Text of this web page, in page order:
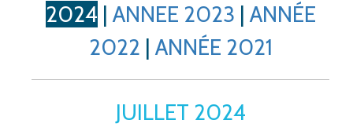
2024 | ANNEE 2023 | ANNÉE
2022 | ANNÉE 2021
JUILLET 2024